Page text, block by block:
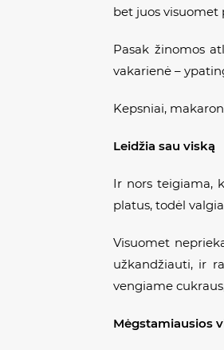
bet juos visuomet
Pasak žinomos
vakarienė –
Kepsniai,
Leidžia sau viską
Ir nors teigiama,
platus, todėl
Visuomet
užkandžiauti, ir
vengiame
Mėgstamiausios